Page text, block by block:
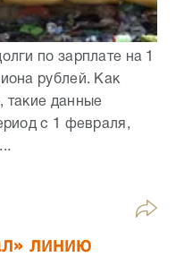
по зарплате на 1
рублей. Как
такие данные
с 1 февраля,
линию